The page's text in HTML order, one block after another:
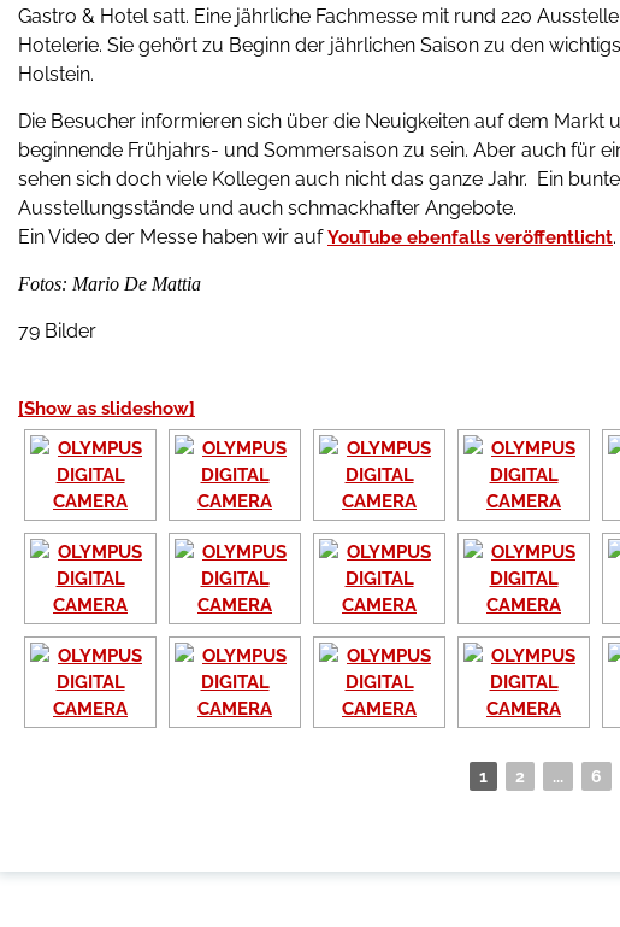
Gastro & Hotel satt. Eine jährliche Fachmesse mit rund 220
Hotelerie. Sie gehört zu Beginn der jährlichen Saison zu den
Holstein.
Die Besucher informieren sich über die Neuigkeiten auf dem
beginnende Frühjahrs- und Sommersaison zu sein. Aber auch für
sehen sich doch viele Kollegen auch nicht das ganze Jahr. Ein
Ausstellungsstände und auch schmackhafter Angebote.
Ein Video der Messe haben wir aufYouTube ebenfalls veröffentlicht.
Fotos: Mario De Mattia
79 Bilder
[Show as slideshow]
1 2 ... 6